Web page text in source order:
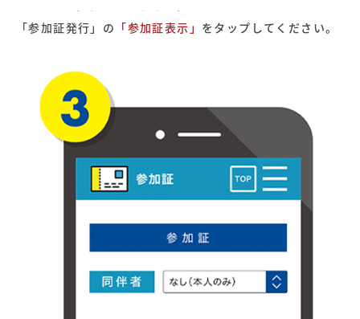
「参加証発行」の 「参加証表示」 をタップしてください。